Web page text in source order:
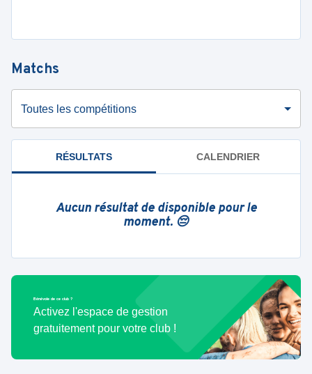
Matchs
Toutes les compétitions
RÉSULTATS CALENDRIER
Aucun résultat de disponible pour le
moment. 😔
Bénévole de ce club ?
Activez l'espace de gestion
gratuitement pour votre club !